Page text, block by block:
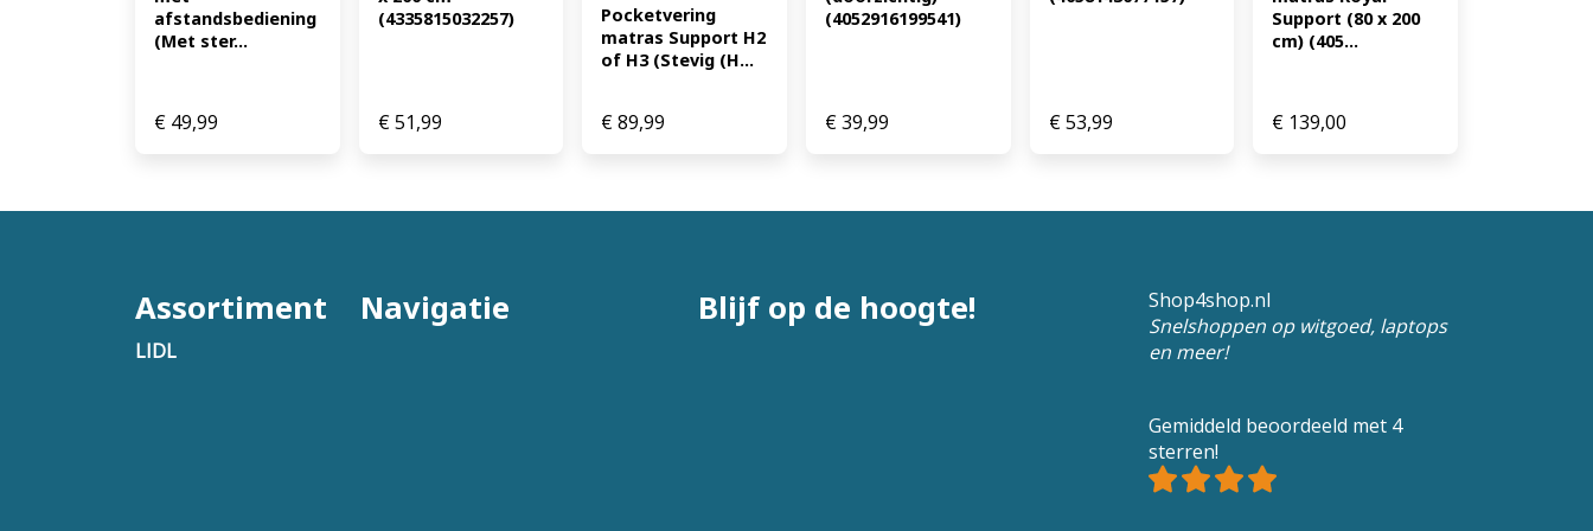
afstandsbediening
(Met ster...
€ 49,99
(4335815032257)
€51,99
Pocketvering
matras Support H2
of H3 (Stevig (H...
€89,99
(4052916199541)
€39,99 €53,99
Support (80 x 200
cm) (405...
€ 139,00
Assortiment
LIDL
Navigatie Blijf op de hoogte!
Shop4shop.nl
Snelshoppen op witgoed, laptops
en meer!
Gemiddeld beoordeeld met 4
sterren!